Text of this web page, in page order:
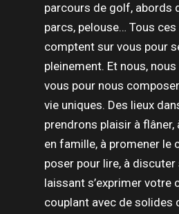
parcours de golf, abords
parcs, pelouse… Tous
comptent sur vous pour
pleinement. Et nous,
vous pour nous
vie uniques. Des lieux
prendrons plaisir à flâner,
en famille, à promener le
poser pour lire, à discuter
laissant s’exprimer votre
couplant avec de solides